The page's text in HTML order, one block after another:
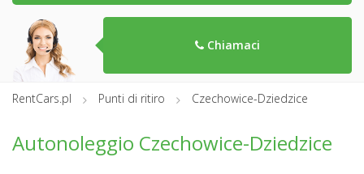
Chiamaci
RentCars.pl Punti di ritiro Czechowice-Dziedzice
Autonoleggio Czechowice-Dziedzice